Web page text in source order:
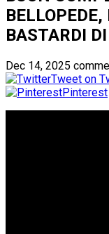
BASTARDI
Dec 14, 2025
Tweet on
Pinterest